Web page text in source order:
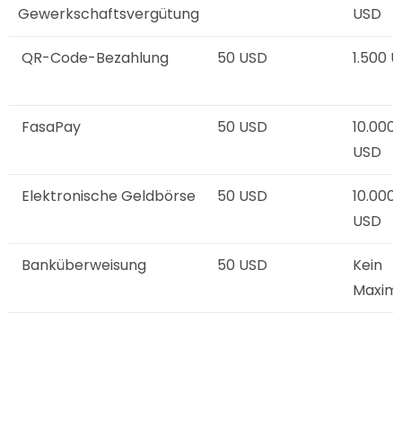
Gewerkschaftsvergütung
USD
QR-Code-Bezahlung 50 USD 1.500
FasaPay 50 USD
10.000
USD
Elektronische Geldbörse 50 USD
10.000
USD
Banküberweisung 50 USD
Kein